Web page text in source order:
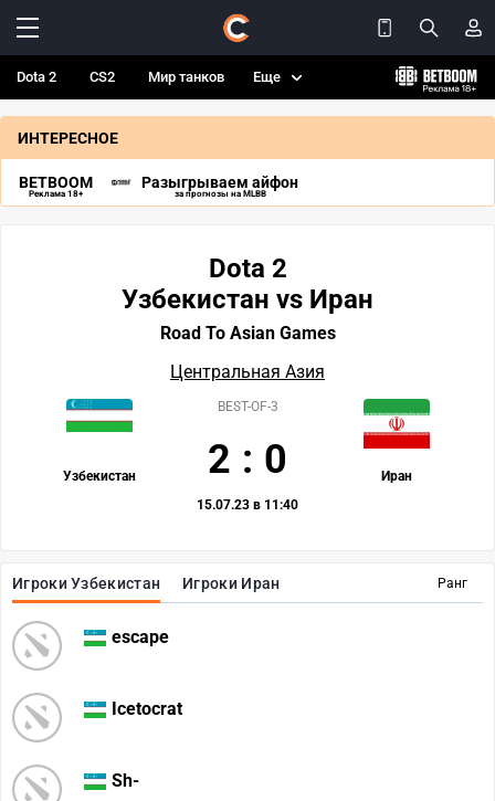
Dota 2 CS2 Мир танков Еще
ИНТЕРЕСНОЕ
BETBOOM
Реклама 18+
Разыгрываем айфон
за прогнозы на MLBB
Ранг
Игроки Узбекистан Игроки Иран
escape
Icetocrat
Sh-
Dota 2
Узбекистан vs Иран
Road To Asian Games
Центральная Азия
Узбекистан Иран
BEST-OF-3
2 : 0
15.07.23 в 11:40